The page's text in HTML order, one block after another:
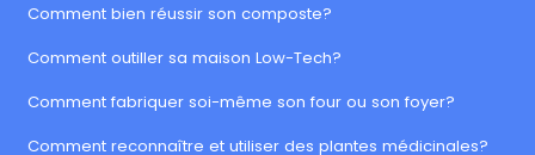
Comment bien réussir son composte?
Comment outiller sa maison Low-Tech?
Comment fabriquer soi-même son four ou son foyer?
Comment reconnaître et utiliser des plantes médicinales?